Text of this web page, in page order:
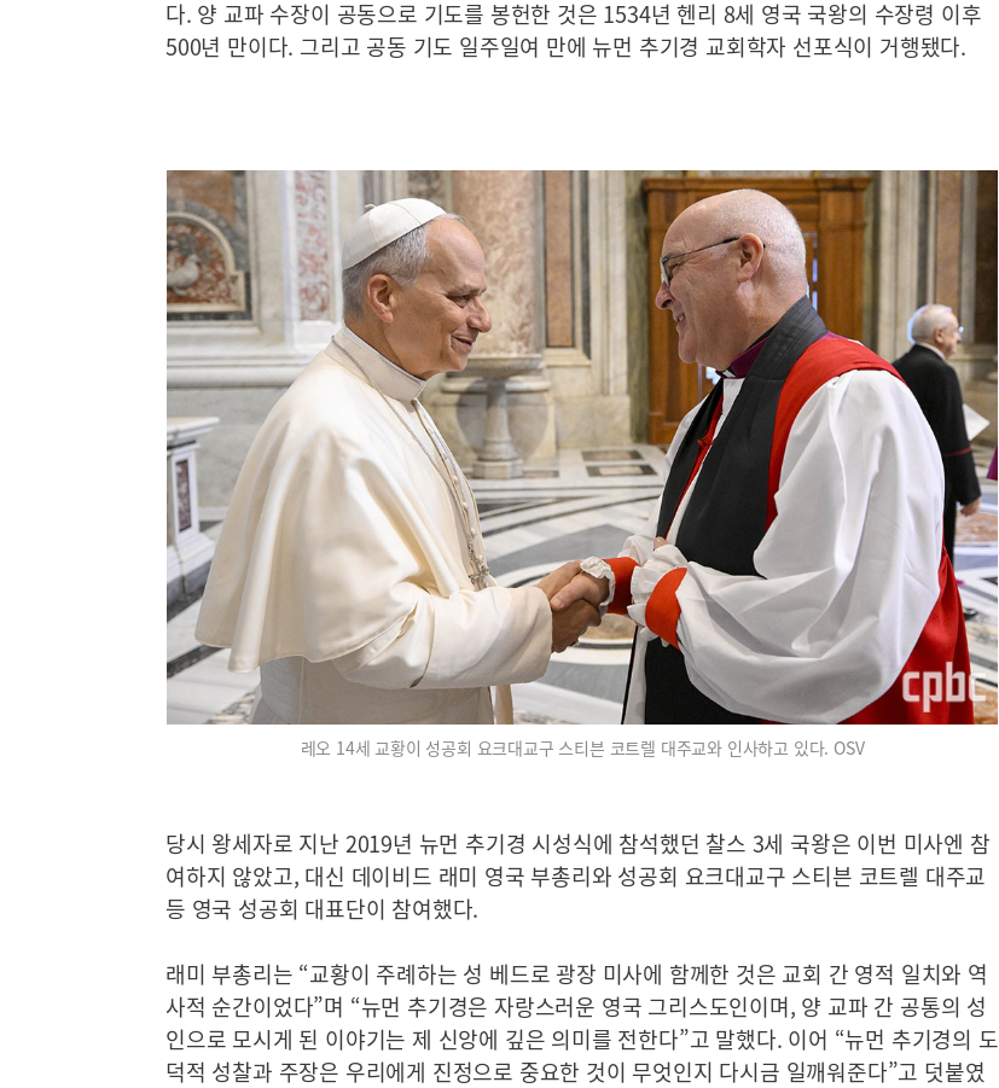
다. 양 교파 수장이 공동으로 기도를 봉헌한 것은 1534년 헨리 8세 영국 국왕의 수장령 이후
500년 만이다. 그리고 공동 기도 일주일여 만에 뉴먼 추기경 교회학자 선포식이 거행됐다.
레오 14세 교황이 성공회 요크대교구 스티븐 코트렐 대주교와 인사하고 있다. OSV
당시 왕세자로 지난 2019년 뉴먼 추기경 시성식에 참석했던 찰스 3세 국왕은 이번 미사엔 참
여하지 않았고, 대신 데이비드 래미 영국 부총리와 성공회 요크대교구 스티븐 코트렐 대주교
등 영국 성공회 대표단이 참여했다.
래미 부총리는 “교황이 주례하는 성 베드로 광장 미사에 함께한 것은 교회 간 영적 일치와 역
사적 순간이었다”며 “뉴먼 추기경은 자랑스러운 영국 그리스도인이며, 양 교파 간 공통의 성
인으로 모시게 된 이야기는 제 신앙에 깊은 의미를 전한다”고 말했다. 이어 “뉴먼 추기경의 도
덕적 성찰과 주장은 우리에게 진정으로 중요한 것이 무엇인지 다시금 일깨워준다”고 덧붙였